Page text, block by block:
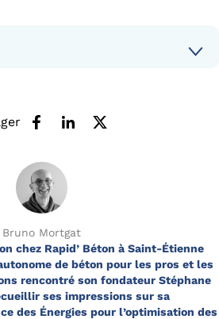
Bruno Mortgat
chez Rapid’ Béton à Saint-Étienne
de béton pour les pros et les
rencontré son fondateur Stéphane
ses impressions sur sa
des Énergies pour l’optimisation des